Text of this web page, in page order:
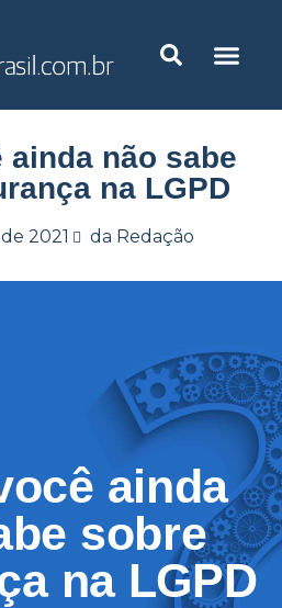
ainda não sabe
na LGPD
2021 da Redação
ainda
sobre
na LGPD